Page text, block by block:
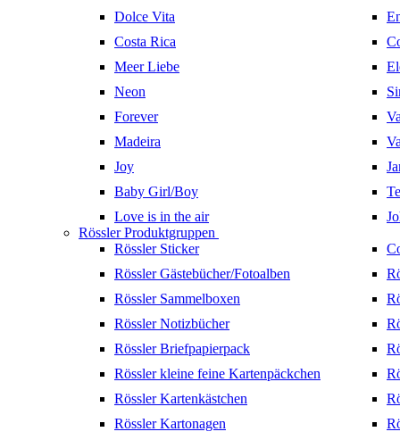
Dolce Vita
Costa Rica
Meer Liebe
Neon
Forever
Madeira
Joy
Baby Girl/Boy
Love is in the air
Rössler Produktgruppen
Rössler Sticker
Rössler Gästebücher/Fotoalben
Rössler Sammelboxen
Rössler Notizbücher
Rössler Briefpapierpack
Rössler kleine feine Kartenpäckchen
Rössler Kartenkästchen
Rössler Kartonagen